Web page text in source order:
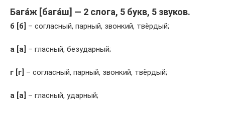
Бага́ж [бага́ш] — 2 слога, 5 букв, 5 звуков.
б [б] – согласный, парный, звонкий, твёрдый;
а [а] – гласный, безударный;
г [г] – согласный, парный, звонкий, твёрдый;
а [а] – гласный, ударный;